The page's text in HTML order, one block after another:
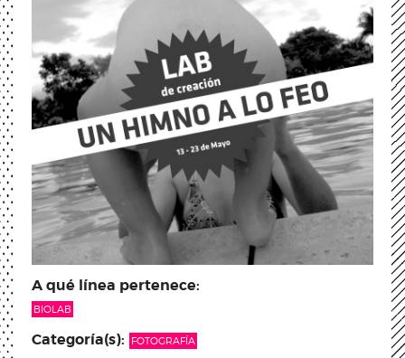
A qué línea pertenece:
BIOLAB
Categoría(s): FOTOGRAFÍA